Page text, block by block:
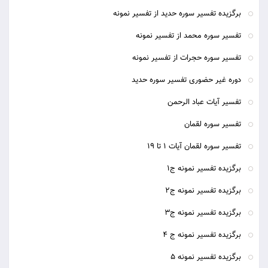
برگزیده تفسیر سوره حدید از تفسیر نمونه
تفسیر سوره محمد از تفسیر نمونه
تفسیر سوره حجرات از تفسیر نمونه
دوره غیر حضوری تفسیر سوره حدید
تفسیر آیات عباد الرحمن
تفسیر سوره لقمان
تفسیر سوره لقمان آیات 1 تا 19
برگزیده تفسیر نمونه ج1
برگزیده تفسیر نمونه ج2
برگزیده تفسیر نمونه ج3
برگزیده تفسیر نمونه ج 4
برگزیده تفسیر نمونه 5